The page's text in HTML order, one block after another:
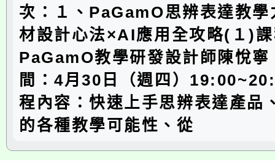
次：１、PaGamO思辨表達教學
材設計心法×AI應用全攻略(１)
PaGamO教學研發設計師陳悅
間：4月30日（週四）
程內容：快速上手思辨表達產品
的各種教學可能性、從